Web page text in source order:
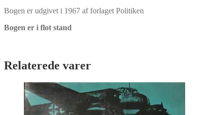
Bogen er udgivet i 1967 af forlaget Politiken
Bogen er i flot stand
Relaterede varer